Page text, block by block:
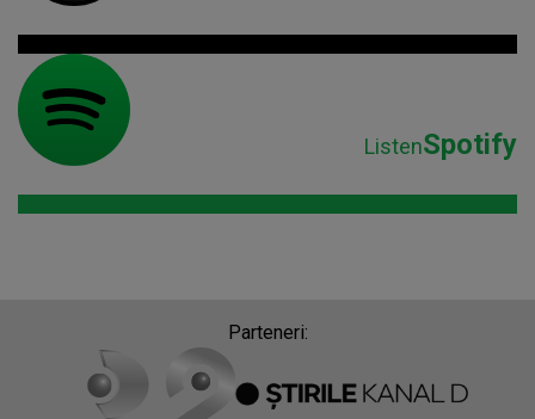
ListenSpotify
Parteneri: